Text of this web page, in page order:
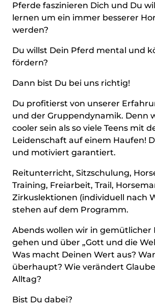
Pferde faszinieren Dich und Du
lernen um ein immer besserer
werden?
Du willst Dein Pferd mental und
fördern?
Dann bist Du bei uns richtig!
Du profitierst von unserer
und der Gruppendynamik. Denn
cooler sein als so viele Teens mit
Leidenschaft auf einem Haufen!
und motiviert garantiert.
Reitunterricht, Sitzschulung,
Training, Freiarbeit, Trail,
Zirkuslektionen (individuell nach
stehen auf dem Programm.
Abends wollen wir in gemütlicher
gehen und über „Gott und die
Was macht Deinen Wert aus?
überhaupt? Wie verändert
Alltag?
Bist Du dabei?